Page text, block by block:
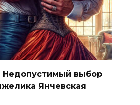
Недопустимый выбор
Янчевская